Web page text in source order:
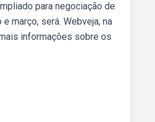
para negociação de
março, será. Webveja, na
informações sobre os